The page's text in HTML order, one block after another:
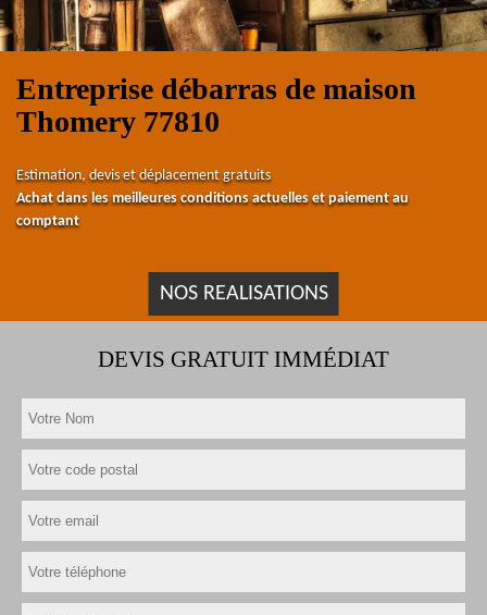
Entreprise débarras de maison
Thomery 77810
Estimation, devis et déplacement gratuits
Achat dans les meilleures conditions actuelles et paiement au
comptant
NOS REALISATIONS
DEVIS GRATUIT IMMÉDIAT